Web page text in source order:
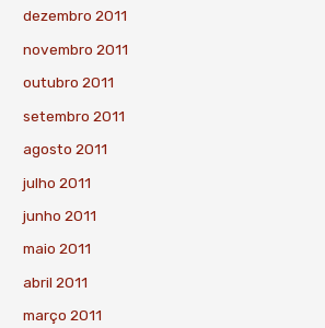
dezembro 2011
novembro 2011
outubro 2011
setembro 2011
agosto 2011
julho 2011
junho 2011
maio 2011
abril 2011
março 2011